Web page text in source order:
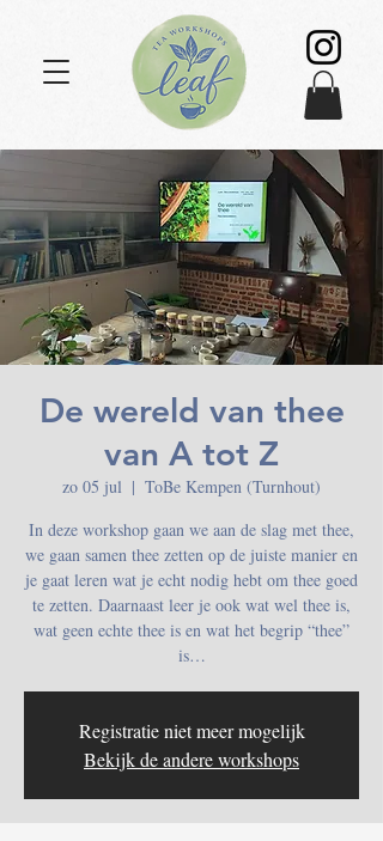
De wereld van thee
van A tot Z
zo 05 jul
  |
ToBe Kempen (Turnhout)
In deze workshop gaan we aan de slag met thee,
we gaan samen thee zetten op de juiste manier en
je gaat leren wat je echt nodig hebt om thee goed
te zetten. Daarnaast leer je ook wat wel thee is,
wat geen echte thee is en wat het begrip “thee”
is…
Registratie niet meer mogelijk
Bekijk de andere workshops